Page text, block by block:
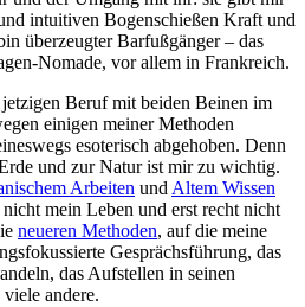
intuitiven Bogenschießen Kraft und
überzeugter Barfußgänger – das
Nomade, vor allem in Frankreich.
Beruf mit beiden Beinen im
einigen meiner Methoden
esoterisch abgehoben. Denn
und zur Natur ist mir zu wichtig.
Arbeiten und Altem Wissen
mein Leben und erst recht nicht
neueren Methoden, auf die meine
Gesprächsführung, das
das Aufstellen in seinen
andere.